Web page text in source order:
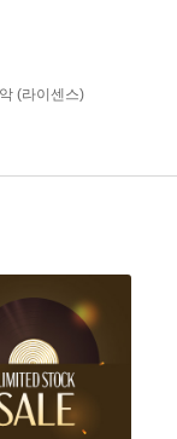
(라이센스)